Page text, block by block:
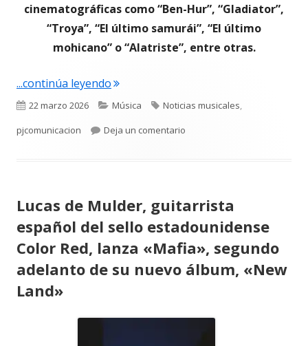
cinematográficas como “Ben-Hur”, “Gladiator”,
“Troya”, “El último samurái”, “El último
mohicano” o “Alatriste”, entre otras.
...continúa leyendo"SONAFILM, Festival Internacional
Publicado
el
22 marzo 2026 Categorías
Música Etiquetas
Noticias musicales,
pjcomunicacion
Deja un comentario
Lucas de Mulder, guitarrista
español del sello estadounidense
Color Red, lanza «Mafia», segundo
adelanto de su nuevo álbum, «New
Land»